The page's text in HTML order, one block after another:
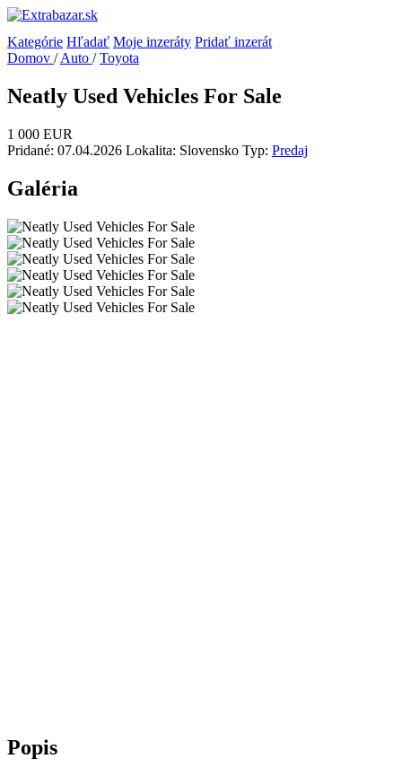
Kategórie Hľadať Moje inzeráty Pridať inzerát
Domov / Auto / Toyota
Neatly Used Vehicles For Sale
1 000 EUR
Pridané: 07.04.2026 Lokalita: Slovensko Typ: Predaj
Galéria
Popis